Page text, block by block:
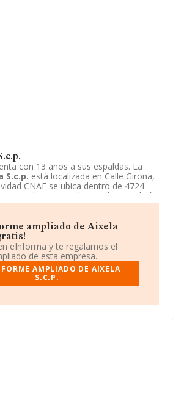
con 13 años a sus espaldas. La
S.c.p. está localizada en Calle Girona,
CNAE se ubica dentro de 4724 -
de pan, productos de panadería
S.c.p.tiene un modelo de sociedad
ampliado de Aixela
eInforma y te regalamos el
de esta empresa.
AMPLIADO DE AIXELA
S.C.P.